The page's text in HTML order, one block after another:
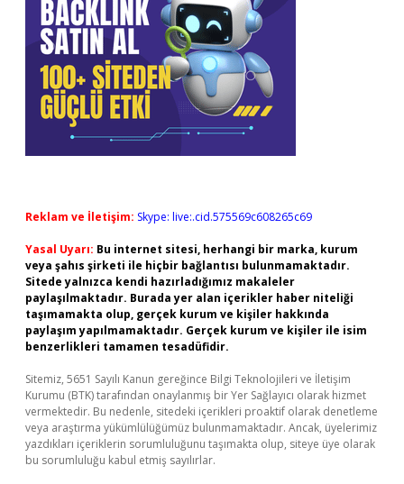
Reklam ve İletişim: Skype: live:.cid.575569c608265c69
Yasal Uyarı: Bu internet sitesi, herhangi bir marka, kurum
veya şahıs şirketi ile hiçbir bağlantısı bulunmamaktadır.
Sitede yalnızca kendi hazırladığımız makaleler
paylaşılmaktadır. Burada yer alan içerikler haber niteliği
taşımamakta olup, gerçek kurum ve kişiler hakkında
paylaşım yapılmamaktadır. Gerçek kurum ve kişiler ile isim
benzerlikleri tamamen tesadüfidir.
Sitemiz, 5651 Sayılı Kanun gereğince Bilgi Teknolojileri ve İletişim
Kurumu (BTK) tarafından onaylanmış bir Yer Sağlayıcı olarak hizmet
vermektedir. Bu nedenle, sitedeki içerikleri proaktif olarak denetleme
veya araştırma yükümlülüğümüz bulunmamaktadır. Ancak, üyelerimiz
yazdıkları içeriklerin sorumluluğunu taşımakta olup, siteye üye olarak
bu sorumluluğu kabul etmiş sayılırlar.